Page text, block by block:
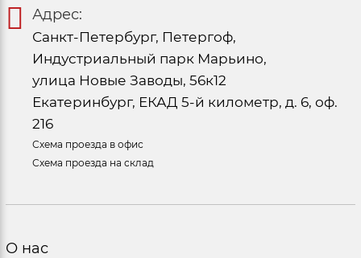
Адрес:
Санкт-Петербург, Петергоф,
Индустриальный парк Марьино,
улица Новые Заводы, 56к12
Екатеринбург, ЕКАД 5-й километр, д. 6, оф.
216
Схема проезда в офис
Схема проезда на склад
О нас